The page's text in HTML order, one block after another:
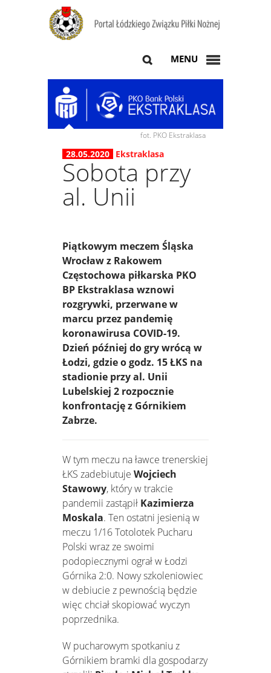
MENU
fot. PKO Ekstraklasa
28.05.2020 Ekstraklasa
Sobota przy
al. Unii
Piątkowym meczem Śląska
Wrocław z Rakowem
Częstochowa piłkarska PKO
BP Ekstraklasa wznowi
rozgrywki, przerwane w
marcu przez pandemię
koronawirusa COVID-19.
Dzień później do gry wrócą w
Łodzi, gdzie o godz. 15 ŁKS na
stadionie przy al. Unii
Lubelskiej 2 rozpocznie
konfrontację z Górnikiem
Zabrze.
W tym meczu na ławce trenerskiej
ŁKS zadebiutuje Wojciech
Stawowy, który w trakcie
pandemii zastąpił Kazimierza
Moskala. Ten ostatni jesienią w
meczu 1/16 Totolotek Pucharu
Polski wraz ze swoimi
podopiecznymi ograł w Łodzi
Górnika 2:0. Nowy szkoleniowiec
w debiucie z pewnością będzie
więc chciał skopiować wyczyn
poprzednika.
W pucharowym spotkaniu z
Górnikiem bramki dla gospodarzy